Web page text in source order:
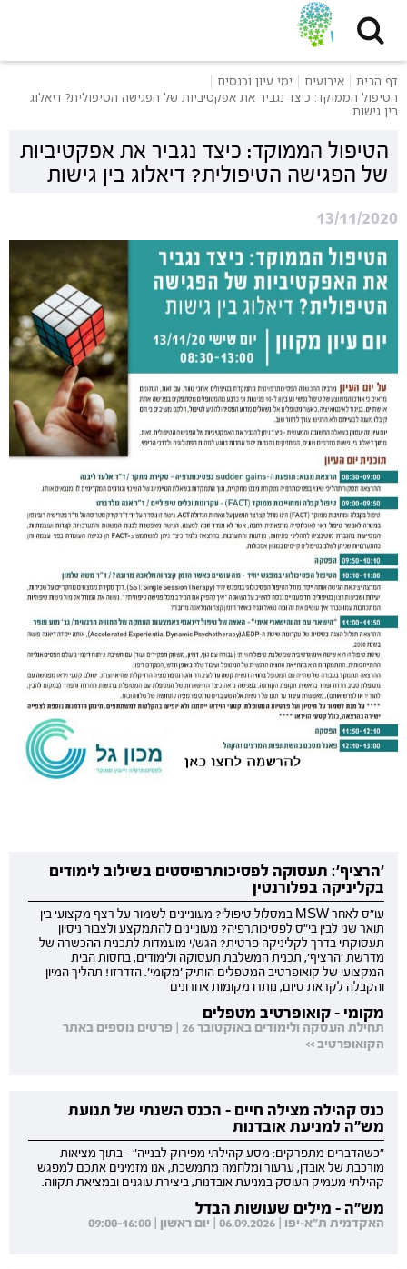
דף הבית אירועים
ימי עיון וכנסים
הטיפול הממוקד: כיצד נגביר את אפקטיביות של הפגישה הטיפולית? דיאלוג
בין גישות
הטיפול הממוקד: כיצד נגביר את אפקטיביות
של הפגישה הטיפולית? דיאלוג בין גישות
13/11/2020
'הרציף': תעסוקה לפסיכותרפיסטים בשילוב לימודים
בקליניקה בפלורנטין
עו"ס לאחר MSW במסלול טיפולי? מעוניינים לשמור על רצף מקצועי בין
תואר שני לבין בי"ס לפסיכותרפיה? מעוניינים להתמקצע ולצבור ניסיון
תעסוקתי בדרך לקליניקה פרטית? הגש/י מועמדות לתכנית ההכשרה של
מדרשת 'הרציף', תכנית המשלבת תעסוקה ולימודים, בחסות הבית
המקצועי של קואופרטיב המטפלים הותיק 'מקומי'. הזדרזו! תהליך המיון
והקבלה לקראת סיום, נותרו מקומות אחרונים
מקומי - קואופרטיב מטפלים
תחילת העסקה ולימודים באוקטובר 26 | פרטים נוספים באתר
הקואופרטיב >>
כנס קהילה מצילה חיים - הכנס השנתי של תנועת
מש"ה למניעת אובדנות
"כשהדברים מתפרקים: מסע קהילתי מפירוק לבנייה" - בתוך מציאות
מורכבת של אובדן, ערעור ומלחמה מתמשכת, אנו מזמינים אתכם למפגש
קהילתי מעמיק העוסק במניעת אובדנות, ביצירת עוגנים ובמציאת תקווה.
מש"ה - מילים שעושות הבדל
האקדמית ת"א-יפו | 06.09.2026 | יום ראשון | 09:00-16:00